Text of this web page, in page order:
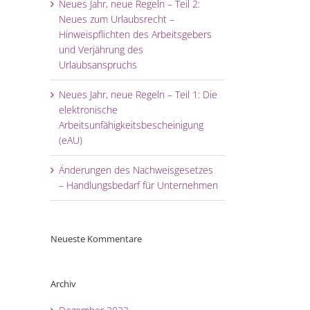
Neues Jahr, neue Regeln – Teil 2:
Neues zum Urlaubsrecht –
Hinweispflichten des Arbeitsgebers
und Verjährung des
Urlaubsanspruchs
Neues Jahr, neue Regeln – Teil 1: Die
elektronische
Arbeitsunfähigkeitsbescheinigung
(eAU)
Änderungen des Nachweisgesetzes
– Handlungsbedarf für Unternehmen
Neueste Kommentare
Archiv